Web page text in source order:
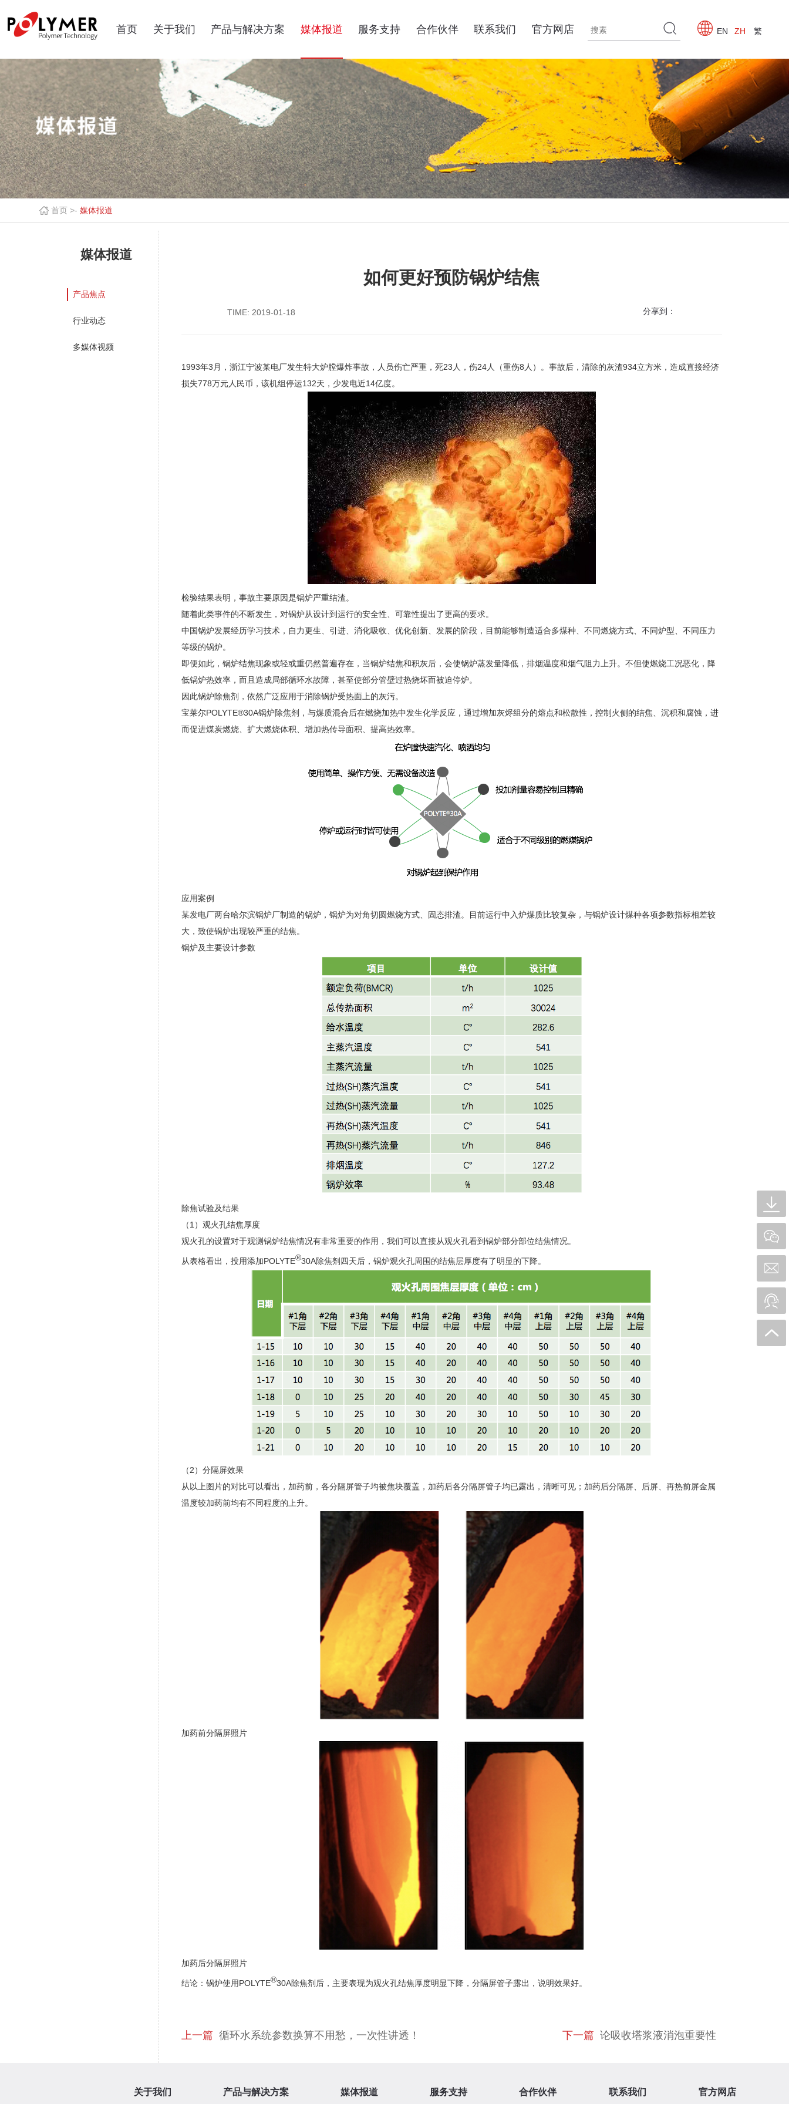
首页 关于我们 产品与解决方案 媒体报道 服务支持 合作伙伴 联系我们 官方网店 EN ZH 繁
首页 >-媒体报道
媒体报道
产品焦点
行业动态
多媒体视频
如何更好预防锅炉结焦
TIME: 2019-01-18 分享到：
1993年3月，浙江宁波某电厂发生特大炉膛爆炸事故，人员伤亡严重，死23人，伤24人（重伤8人）。事故后，清除的灰渣934立方米，造成直接经济
损失778万元人民币，该机组停运132天，少发电近14亿度。
检验结果表明，事故主要原因是锅炉严重结渣。
随着此类事件的不断发生，对锅炉从设计到运行的安全性、可靠性提出了更高的要求。
中国锅炉发展经历学习技术，自力更生、引进、消化吸收、优化创新、发展的阶段，目前能够制造适合多煤种、不同燃烧方式、不同炉型、不同压力
等级的锅炉。
即便如此，锅炉结焦现象或轻或重仍然普遍存在，当锅炉结焦和积灰后，会使锅炉蒸发量降低，排烟温度和烟气阻力上升。不但使燃烧工况恶化，降
低锅炉热效率，而且造成局部循环水故障，甚至使部分管壁过热烧坏而被迫停炉。
因此锅炉除焦剂，依然广泛应用于消除锅炉受热面上的灰污。
宝莱尔POLYTE®30A锅炉除焦剂，与煤质混合后在燃烧加热中发生化学反应，通过增加灰烬组分的熔点和松散性，控制火侧的结焦、沉积和腐蚀，进
而促进煤炭燃烧、扩大燃烧体积、增加热传导面积、提高热效率。
应用案例
某发电厂两台哈尔滨锅炉厂制造的锅炉，锅炉为对角切圆燃烧方式、固态排渣。目前运行中入炉煤质比较复杂，与锅炉设计煤种各项参数指标相差较
大，致使锅炉出现较严重的结焦。
锅炉及主要设计参数
除焦试验及结果
（1）观火孔结焦厚度
观火孔的设置对于观测锅炉结焦情况有非常重要的作用，我们可以直接从观火孔看到锅炉部分部位结焦情况。
从表格看出，投用添加POLYTE®30A除焦剂四天后，锅炉观火孔周围的结焦层厚度有了明显的下降。
（2）分隔屏效果
从以上图片的对比可以看出，加药前，各分隔屏管子均被焦块覆盖，加药后各分隔屏管子均已露出，清晰可见；加药后分隔屏、后屏、再热前屏金属
温度较加药前均有不同程度的上升。
加药前分隔屏照片
加药后分隔屏照片
结论：锅炉使用POLYTE®30A除焦剂后，主要表现为观火孔结焦厚度明显下降，分隔屏管子露出，说明效果好。
上一篇 循环水系统参数换算不用愁，一次性讲透！ 下一篇 论吸收塔浆液消泡重要性
关于我们 产品与解决方案 媒体报道 服务支持 合作伙伴 联系我们 官方网店